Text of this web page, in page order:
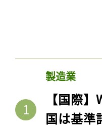
製造業
【国際
国は基準